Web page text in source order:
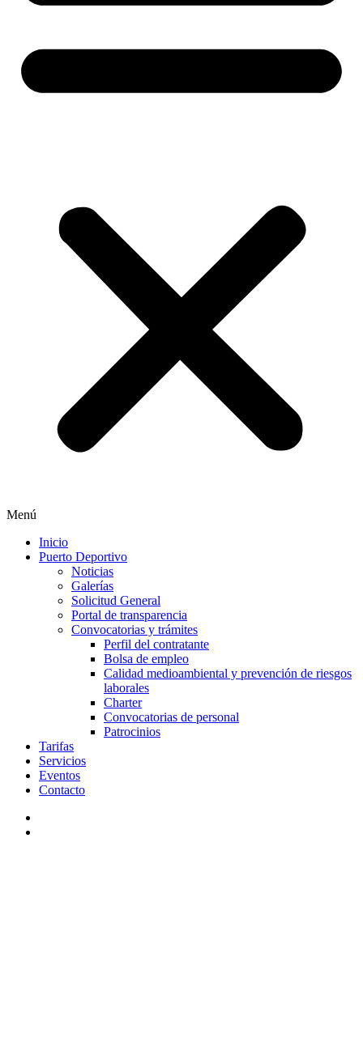
Menú
Inicio
Puerto Deportivo
Noticias
Galerías
Solicitud General
Portal de transparencia
Convocatorias y trámites
Perfil del contratante
Bolsa de empleo
Calidad medioambiental y prevención de riesgos
laborales
Charter
Convocatorias de personal
Patrocinios
Tarifas
Servicios
Eventos
Contacto